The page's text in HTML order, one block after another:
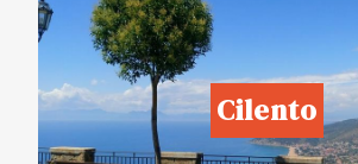
Cilento